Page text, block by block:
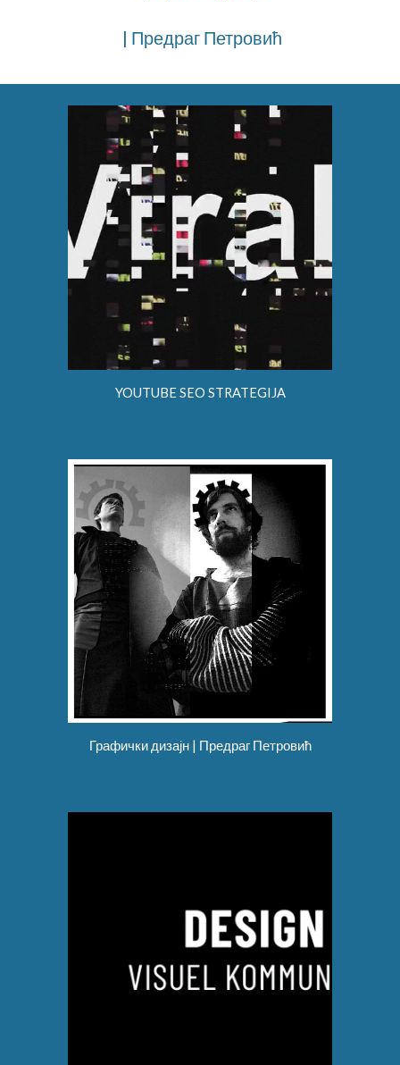
| Предраг Петровић
YOUTUBE SEO STRATEGIJA
Графички дизајн | Предраг Петровић